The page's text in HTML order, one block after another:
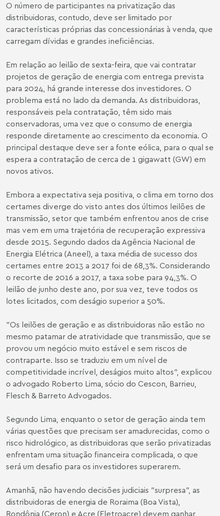
O número de participantes na privatização das
distribuidoras, contudo, deve ser limitado por
características próprias das concessionárias à venda, que
carregam dívidas e grandes ineficiências.
Em relação ao leilão de sexta-feira, que vai contratar
projetos de geração de energia com entrega prevista
para 2024, há grande interesse dos investidores. O
problema está no lado da demanda. As distribuidoras,
responsáveis pela contratação, têm sido mais
conservadoras, uma vez que o consumo de energia
responde diretamente ao crescimento da economia. O
principal destaque deve ser a fonte eólica, para o qual se
espera a contratação de cerca de 1 gigawatt (GW) em
novos ativos.
Embora a expectativa seja positiva, o clima em torno dos
certames diverge do visto antes dos últimos leilões de
transmissão, setor que também enfrentou anos de crise
mas vem em uma trajetória de recuperação expressiva
desde 2015. Segundo dados da Agência Nacional de
Energia Elétrica (Aneel), a taxa média de sucesso dos
certames entre 2013 a 2017 foi de 68,3%. Considerando
o recorte de 2016 a 2017, a taxa sobe para 94,3%. O
leilão de junho deste ano, por sua vez, teve todos os
lotes licitados, com deságio superior a 50%.
"Os leilões de geração e as distribuidoras não estão no
mesmo patamar de atratividade que transmissão, que se
provou um negócio muito estável e sem riscos de
contraparte. Isso se traduziu em um nível de
competitividade incrível, deságios muito altos", explicou
o advogado Roberto Lima, sócio do Cescon, Barrieu,
Flesch & Barreto Advogados.
Segundo Lima, enquanto o setor de geração ainda tem
várias questões que precisam ser amadurecidas, como o
risco hidrológico, as distribuidoras que serão privatizadas
enfrentam uma situação financeira complicada, o que
será um desafio para os investidores superarem.
Amanhã, não havendo decisões judiciais "surpresa", as
distribuidoras de energia de Roraima (Boa Vista),
Rondônia (Ceron) e Acre (Eletroacre) devem ganhar